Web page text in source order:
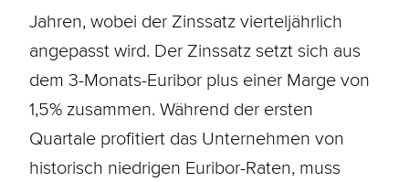
Jahren, wobei der Zinssatz vierteljährlich
angepasst wird. Der Zinssatz setzt sich aus
dem 3-Monats-Euribor plus einer Marge von
1,5% zusammen. Während der ersten
Quartale profitiert das Unternehmen von
historisch niedrigen Euribor-Raten, muss